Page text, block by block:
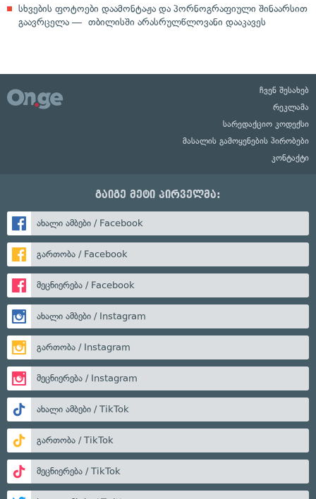
სხვების ფოტოები დაამონტაჟა და პორნოგრაფიული შინაარსით
გაავრცელა — თბილისში არასრულწლოვანი დააკავეს
ჩვენ შესახებ
რეკლამა
სარედაქციო კოდექსი
მასალის გამოყენების პირობები
კონტაქტი
გაიგე მეტი პირველმა:
ახალი ამბები / Facebook
გართობა / Facebook
მეცნიერება / Facebook
ახალი ამბები / Instagram
გართობა / Instagram
მეცნიერება / Instagram
ახალი ამბები / TikTok
გართობა / TikTok
მეცნიერება / TikTok